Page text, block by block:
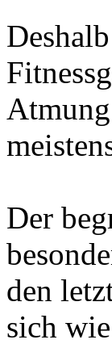
Der
den
sich